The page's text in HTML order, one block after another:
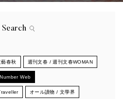
Search
藝春秋 週刊文春 / 週刊文春WOMAN
Web
オール讀物 / 文學界